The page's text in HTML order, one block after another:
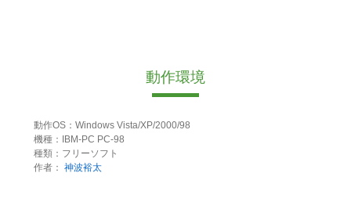
動作環境
動作OS：Windows Vista/XP/2000/98
機種：IBM-PC PC-98
種類：フリーソフト
作者： 神波裕太